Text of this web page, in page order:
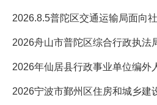
2026年仙居县行政事业单位编外